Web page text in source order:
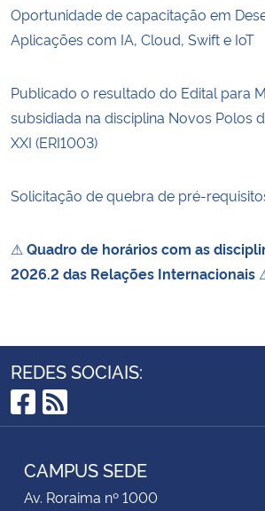
Oportunidade de capacitação em
Aplicações com IA, Cloud, Swift e IoT
Publicado o resultado do Edital para
subsidiada na disciplina Novos Polos
XXI (ERI1003)
Solicitação de quebra de pré-
⚠ Quadro de horários com as
2026.2 das Relações Internacionais
REDES SOCIAIS:
Facebook
RSS
CAMPUS SEDE
Av. Roraima nº 1000